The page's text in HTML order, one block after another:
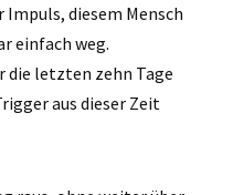
Impuls, diesem Mensch
einfach weg.
die letzten zehn Tage
aus dieser Zeit